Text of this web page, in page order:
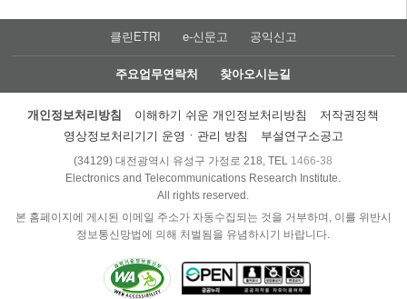
클린ETRI e-신문고 공익신고
주요업무연락처 찾아오시는길
개인정보처리방침 이해하기 쉬운 개인정보처리방침
저작권정책
영상정보처리기기 운영ㆍ관리 방침
부설연구소공고
(34129) 대전광역시 유성구 가정로 218, TEL 1466-38
Electronics and Telecommunications Research Institute.
All rights reserved.
본 홈페이지에 게시된 이메일 주소가 자동수집되는 것을 거부하며, 이를 위반시
정보통신망법에 의해 처벌됨을 유념하시기 바랍니다.